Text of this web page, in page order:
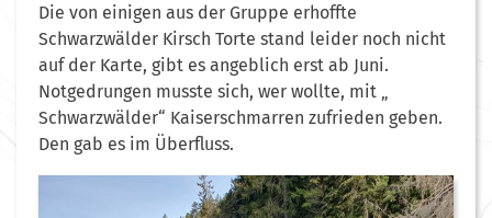
Die von einigen aus der Gruppe erhoffte
Schwarzwälder Kirsch Torte stand leider noch nicht
auf der Karte, gibt es angeblich erst ab Juni.
Notgedrungen musste sich, wer wollte, mit „
Schwarzwälder“ Kaiserschmarren zufrieden geben.
Den gab es im Überfluss.